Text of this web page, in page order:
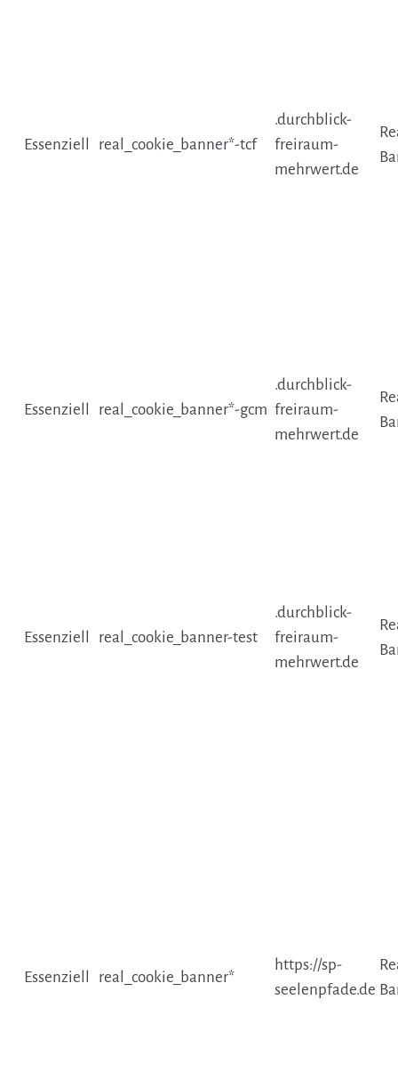
Essenziell real_cookie_banner*-tcf
.durchblick-
freiraum-
mehrwert.de
Essenziell real_cookie_banner*-gcm
.durchblick-
freiraum-
mehrwert.de
Essenziell real_cookie_banner-test
.durchblick-
freiraum-
mehrwert.de
Essenziell real_cookie_banner*
https://sp-
seelenpfade.de